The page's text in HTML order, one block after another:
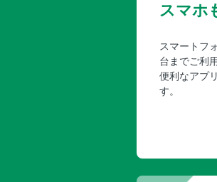
スマホ
スマートフ
台までご利
便利なアプ
す。